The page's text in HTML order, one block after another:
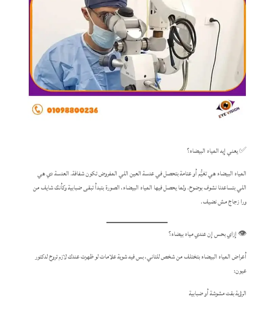
✅ يعني إيه المياه البيضاء؟
المياه البيضاء هي تغيُّم أو عتامة بتحصل في عدسة العين اللي المفروض تكون شفافة. العدسة دي هي
اللي بتساعدنا نشوف بوضوح. ولما يحصل فيها المياه البيضاء، الصورة بتبدأ تبقى ضبابية وكأنك شايف من
ورا زجاج مش نضيف.
👁️ إزاي بحس إن عندي مياه بيضاء؟
أعراض المياه البيضاء بتختلف من شخص للتاني، بس فيه شوية علامات لو ظهرت عندك لازم تروح لدكتور
عيون:
الرؤية بقت مشوشة أو ضبابية